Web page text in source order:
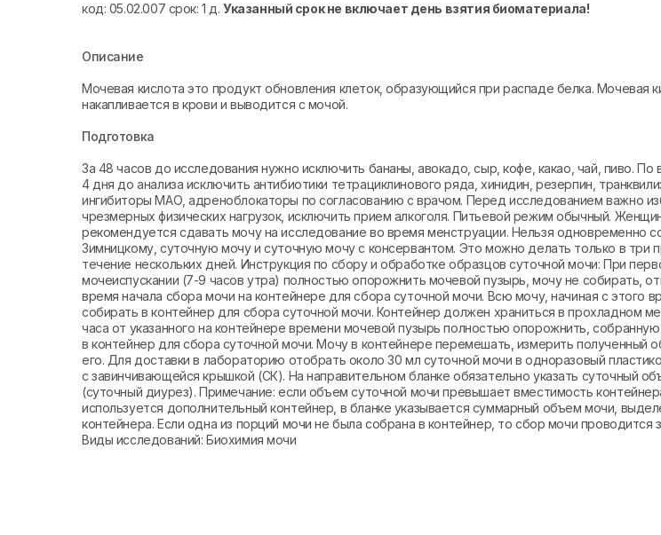
код: 05.02.007 срок: 1 д.Указанный срок не включает день взятия биоматериала!
Описание
Мочевая кислота это продукт обновления клеток, образующийся при распаде белка. Мочевая
накапливается в крови и выводится с мочой.
Подготовка
За 48 часов до исследования нужно исключить бананы, авокадо, сыр, кофе, какао, чай, пиво. По
4 дня до анализа исключить антибиотики тетрациклинового ряда, хинидин, резерпин,
ингибиторы МАО, адреноблокаторы по согласованию с врачом. Перед исследованием важно
чрезмерных физических нагрузок, исключить прием алкоголя. Питьевой режим обычный.
рекомендуется сдавать мочу на исследование во время менструации. Нельзя одновременно
Зимницкому, суточную мочу и суточную мочу с консервантом. Это можно делать только в три
течение нескольких дней. Инструкция по сбору и обработке образцов суточной мочи: При
мочеиспускании (7-9 часов утра) полностью опорожнить мочевой пузырь, мочу не собирать,
время начала сбора мочи на контейнере для сбора суточной мочи. Всю мочу, начиная с этого
собирать в контейнер для сбора суточной мочи. Контейнер должен храниться в прохладном
часа от указанного на контейнере времени мочевой пузырь полностью опорожнить,
в контейнер для сбора суточной мочи. Мочу в контейнере перемешать, измерить полученный
его. Для доставки в лабораторию отобрать около 30 мл суточной мочи в одноразовый
с завинчивающейся крышкой (СК). На направительном бланке обязательно указать суточный
(суточный диурез). Примечание: если объем суточной мочи превышает вместимость
используется дополнительный контейнер, в бланке указывается суммарный объем мочи,
контейнера. Если одна из порций мочи не была собрана в контейнер, то сбор мочи проводится
Виды исследований: Биохимия мочи